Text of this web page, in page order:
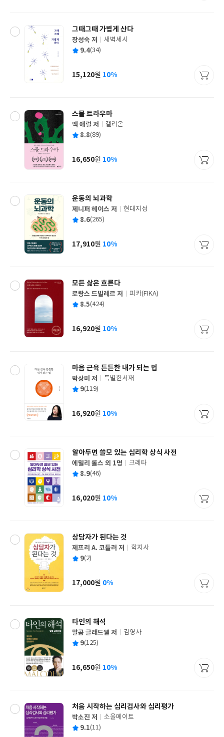
그때그때 가볍게 산다
글
쓴
장성숙 저
출
사
새벽세시
평 9.4(34)
가
15,120원 10%
스몰 트라우마
글
쓴
멕 애럴 저
출
사
갤리온
평 8.8(89)
가
16,650원 10%
운동의 뇌과학
글
쓴
제니퍼 헤이스 저
출
사
현대지성
평 8.6(265)
가
17,910원 10%
모든 삶은 흐른다
글
쓴
로랑스 드빌레르 저
출
사
피카(FIKA)
평 8.5(424)
가
16,920원 10%
마음 근육 튼튼한 내가 되는 법
글
쓴
박상미 저
출
사
특별한서재
평 9(119)
가
16,920원 10%
알아두면 쓸모 있는 심리학 상식 사전
글
쓴
에밀리 롤스 외 1명
출
사
크레타
평 8.9(46)
가
16,020원 10%
상담자가 된다는 것
글
쓴
제프리 A. 코틀러 저
출
사
학지사
평 9(2)
가
17,000원 0%
타인의 해석
글
쓴
말콤 글래드웰 저
출
사
김영사
평 9(125)
가
16,650원 10%
처음 시작하는 심리검사와 심리평가
글
쓴
박소진 저
출
소울메이트
평 9.1(11)